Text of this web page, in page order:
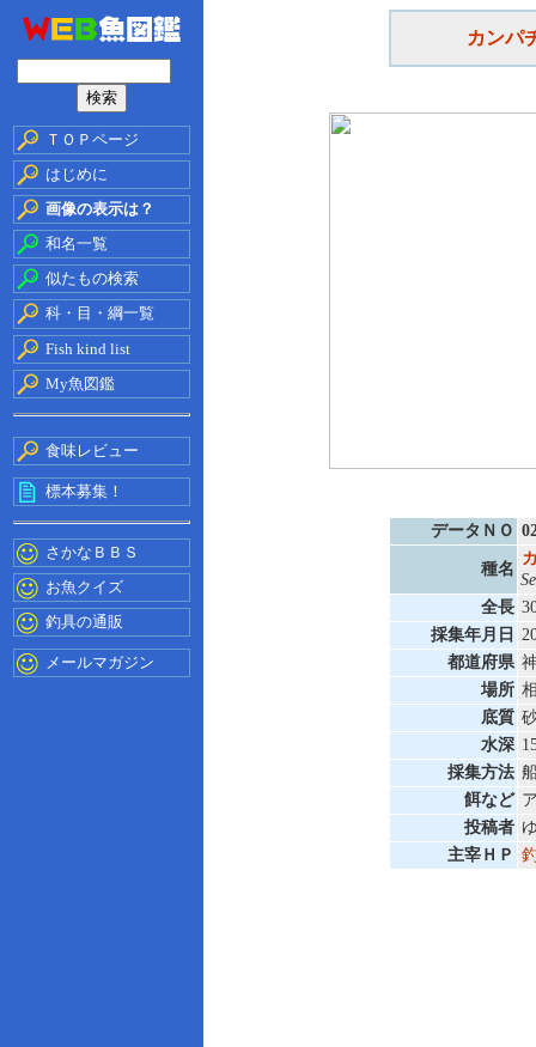
ＴＯＰページ
はじめに
画像の表示は？
和名一覧
似たもの検索
科・目・綱一覧
Fish kind list
My魚図鑑
食味レビュー
標本募集！
さかなＢＢＳ
お魚クイズ
釣具の通販
メールマガジン
カンパ
データＮＯ
種名
全長
採集年月日
都道府県
場所
底質
水深
採集方法
餌など
投稿者
主宰ＨＰ